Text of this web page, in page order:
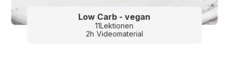
Low Carb - vegan
11Lektionen
2h Videomaterial